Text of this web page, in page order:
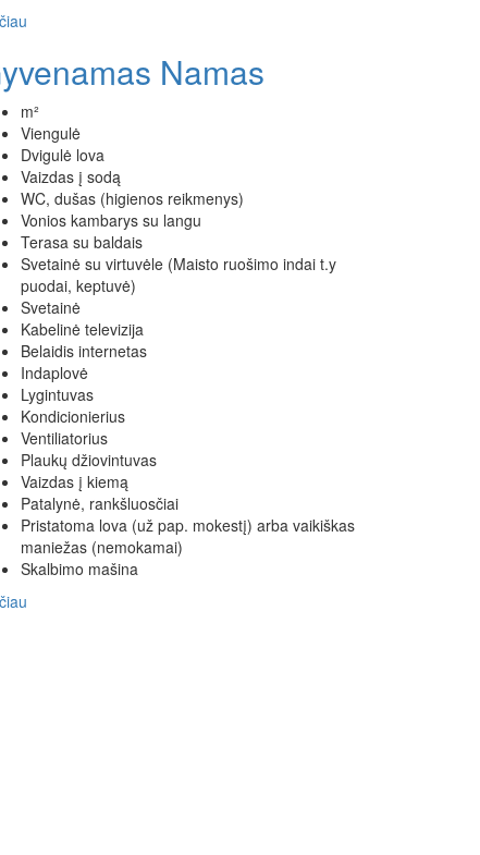
Namas
m²
Viengulė
Dvigulė lova
Vaizdas į sodą
WC, dušas (higienos reikmenys)
Vonios kambarys su langu
Terasa su baldais
Svetainė su virtuvėle (Maisto ruošimo indai t.y
puodai, keptuvė)
Svetainė
Kabelinė televizija
Belaidis internetas
Indaplovė
Lygintuvas
Kondicionierius
Ventiliatorius
Plaukų džiovintuvas
Vaizdas į kiemą
Patalynė, rankšluosčiai
Pristatoma lova (už pap. mokestį) arba vaikiškas
maniežas (nemokamai)
Skalbimo mašina